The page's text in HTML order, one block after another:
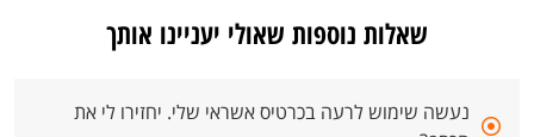
שאלות נוספות שאולי יעניינו אותך
נעשה שימוש לרעה בכרטיס אשראי שלי. יחזירו לי את